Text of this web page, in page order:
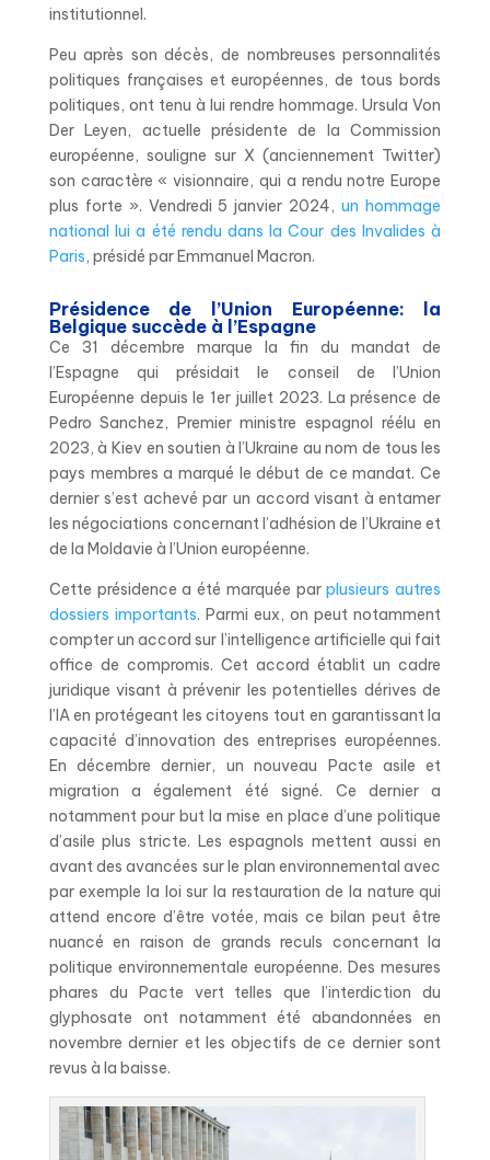
institutionnel.
Peu après son décès, de nombreuses personnalités
politiques françaises et européennes, de tous bords
politiques, ont tenu à lui rendre hommage. Ursula Von
Der Leyen, actuelle présidente de la Commission
européenne, souligne sur X (anciennement Twitter)
son caractère « visionnaire, qui a rendu notre Europe
plus forte ». Vendredi 5 janvier 2024,un hommage
national lui a été rendu dans la Cour des Invalides à
Paris, présidé par Emmanuel Macron.
Présidence de l’Union Européenne: la
Belgique succède à l’Espagne
Ce 31 décembre marque la fin du mandat de
l’Espagne qui présidait le conseil de l’Union
Européenne depuis le 1er juillet 2023. La présence de
Pedro Sanchez, Premier ministre espagnol réélu en
2023, à Kiev en soutien à l’Ukraine au nom de tous les
pays membres a marqué le début de ce mandat. Ce
dernier s’est achevé par un accord visant à entamer
les négociations concernant l’adhésion de l’Ukraine et
de la Moldavie à l’Union européenne.
Cette présidence a été marquée par plusieurs autres
dossiers importants. Parmi eux, on peut notamment
compter un accord sur l’intelligence artificielle qui fait
office de compromis. Cet accord établit un cadre
juridique visant à prévenir les potentielles dérives de
l’IA en protégeant les citoyens tout en garantissant la
capacité d’innovation des entreprises européennes.
En décembre dernier, un nouveau Pacte asile et
migration a également été signé. Ce dernier a
notamment pour but la mise en place d’une politique
d’asile plus stricte. Les espagnols mettent aussi en
avant des avancées sur le plan environnemental avec
par exemple la loi sur la restauration de la nature qui
attend encore d’être votée, mais ce bilan peut être
nuancé en raison de grands reculs concernant la
politique environnementale européenne. Des mesures
phares du Pacte vert telles que l’interdiction du
glyphosate ont notamment été abandonnées en
novembre dernier et les objectifs de ce dernier sont
revus à la baisse.